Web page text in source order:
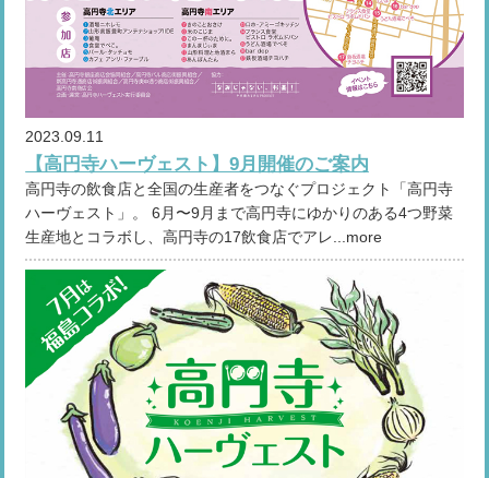
2023.09.11
【高円寺ハーヴェスト】9月開催のご案内
高円寺の飲食店と全国の生産者をつなぐプロジェクト「高円寺
ハーヴェスト」。 6月〜9月まで高円寺にゆかりのある4つ野菜
生産地とコラボし、高円寺の17飲食店でアレ...more